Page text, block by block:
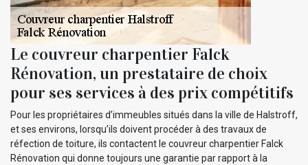
Le couvreur charpentier Falck
Rénovation, un prestataire de choix
pour ses services à des prix compétitifs
Pour les propriétaires d’immeubles situés dans la ville de Halstroff,
et ses environs, lorsqu’ils doivent procéder à des travaux de
réfection de toiture, ils contactent le couvreur charpentier Falck
Rénovation qui donne toujours une garantie par rapport à la